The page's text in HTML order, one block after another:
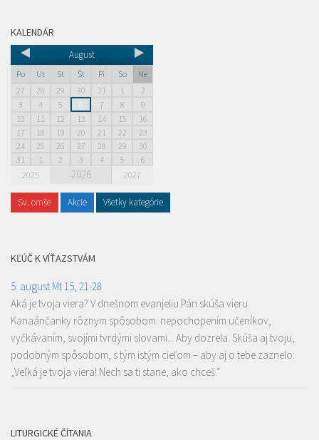
KALENDÁR
August
Po Ut St Št Pi So
Ne
27
28 29 30 31 1
2
3
4 5 7 8
9
10
11 12 13 14 15
16
17
18 19 20 21 22
23
24
25 26 27 28 29
30
31
1 2 3 4 5 6
2025 2026 2027
Sv. omše Akcie Všetky kategórie
KĽÚČ K VÍŤAZSTVÁM
5. august Mt 15, 21-28
Aká je tvoja viera? V dnešnom evanjeliu Pán skúša vieru
Kanaánčanky rôznym spôsobom: nepochopením učeníkov,
vyčkávaním, svojími tvrdými slovami... Aby dozrela. Skúša aj tvoju,
podobným spôsobom, s tým istým cieľom – aby aj o tebe zaznelo:
„Veľká je tvoja viera! Nech sa ti stane, ako chceš.“
LITURGICKÉ ČÍTANIA